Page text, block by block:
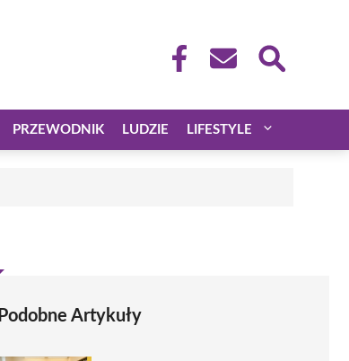
PRZEWODNIK LUDZIE LIFESTYLE
Podobne Artykuły